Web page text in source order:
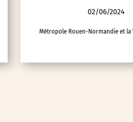
02/06/2024
Métropole Rouen-Normandie et la